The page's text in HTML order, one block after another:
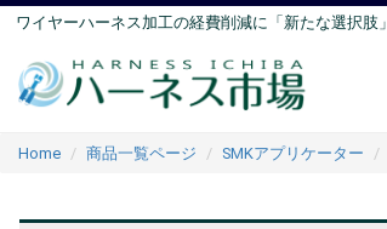
ワイヤーハーネス加工の経費削減に「新たな選択肢」
Home 商品一覧ページ SMKアプリケーター